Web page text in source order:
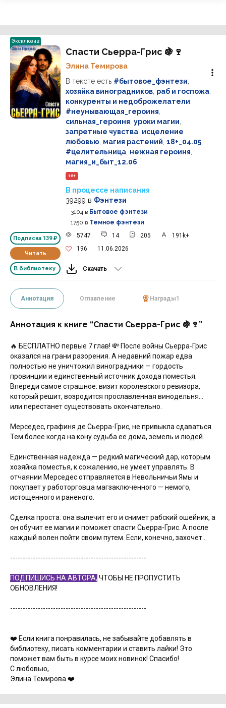
Эксклюзив
Подписка 139 ₽
Читать
В библиотеку
Спасти Сьерра-Грис 🍇🍷
Элина Темирова
В тексте есть #бытовое_фэнтези
хозяйка виноградников раб и госпожа
конкуренты и недоброжелатели
#неунывающая_героиня
сильная_героиня уроки магии
запретные чувства исцеление
любовью магия растений 18+_04.05
#целительница нежная героиня
магия_и_быт_12.06
18+
В процессе написания
39299 в Фэнтези
3104 в Бытовое фэнтези
1750 в Темное фэнтези
5747
14 205
191k+
196
11.06.2026
Скачать
Аннотация Оглавление Награды1
Аннотация к книге “Спасти Сьерра-Грис 🍇🍷”
🔥 БЕСПЛАТНО первые 7 глав! 💸 После войны Сьерра-Грис
оказался на грани разорения. А недавний пожар едва
полностью не уничтожил виноградники — гордость
провинции и единственный источник дохода поместья.
Впереди самое страшное: визит королевского ревизора,
который решит, возродится прославленная винодельня…
или перестанет существовать окончательно.
Мерседес, графиня де Сьерра-Грис, не привыкла сдаваться.
Тем более когда на кону судьба ее дома, земель и людей.
Единственная надежда — редкий магический дар, которым
хозяйка поместья, к сожалению, не умеет управлять. В
отчаянии Мерседес отправляется в Невольничьи Ямы и
покупает у работорговца магзаключенного — немого,
истощенного и раненого.
Сделка проста: она вылечит его и снимет рабский ошейник, а
он обучит ее магии и поможет спасти Сьерра-Грис. А после
каждый волен пойти своим путем. Если, конечно, захочет...
------------------------------------------------------
ПОДПИШИСЬ НА АВТОРА, ЧТОБЫ НЕ ПРОПУСТИТЬ
ОБНОВЛЕНИЯ!
------------------------------------------------------
❤️ Если книга понравилась, не забывайте добавлять в
библиотеку, писать комментарии и ставить лайки! Это
поможет вам быть в курсе моих новинок! Спасибо!
С любовью,
Элина Темирова ❤️